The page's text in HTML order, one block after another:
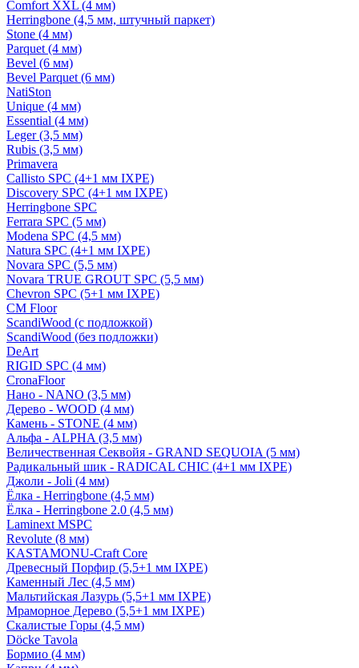
Comfort XXL (4 мм)
Herringbone (4,5 мм, штучный паркет)
Stone (4 мм)
Parquet (4 мм)
Bevel (6 мм)
Bevel Parquet (6 мм)
NatiSton
Unique (4 мм)
Essential (4 мм)
Leger (3,5 мм)
Rubis (3,5 мм)
Primavera
Callisto SPC (4+1 мм IXPE)
Discovery SPC (4+1 мм IXPE)
Herringbone SPC
Ferrara SPC (5 мм)
Modena SPC (4,5 мм)
Natura SPC (4+1 мм IXPE)
Novara SPC (5,5 мм)
Novara TRUE GROUT SPC (5,5 мм)
Chevron SPC (5+1 мм IXPE)
CM Floor
ScandiWood (с подложкой)
ScandiWood (без подложки)
DeArt
RIGID SPC (4 мм)
CronaFloor
Нано - NANO (3,5 мм)
Дерево - WOOD (4 мм)
Камень - STONE (4 мм)
Альфа - ALPHA (3,5 мм)
Величественная Секвойя - GRAND SEQUOIA (5 мм)
Радикальный шик - RADICAL CHIC (4+1 мм IXPE)
Джоли - Joli (4 мм)
Ёлка - Herringbone (4,5 мм)
Ёлка - Herringbone 2.0 (4,5 мм)
Laminext MSPC
Revolute (8 мм)
KASTAMONU-Craft Core
Древесный Порфир (5,5+1 мм IXPE)
Каменный Лес (4,5 мм)
Мальтийская Лазурь (5,5+1 мм IXPE)
Мраморное Дерево (5,5+1 мм IXPE)
Скалистые Горы (4,5 мм)
Döcke Tavola
Бормио (4 мм)